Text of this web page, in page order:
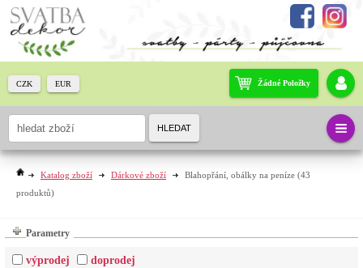
Katalog zboží Dárkové zboží Blahopřání, obálky na peníze (43
produktů)
Parametry
výprodej doprodej
Žádné Položky
CZK EUR
HLEDAT